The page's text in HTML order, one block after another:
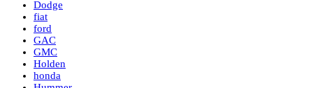
Dodge
fiat
ford
GAC
GMC
Holden
honda